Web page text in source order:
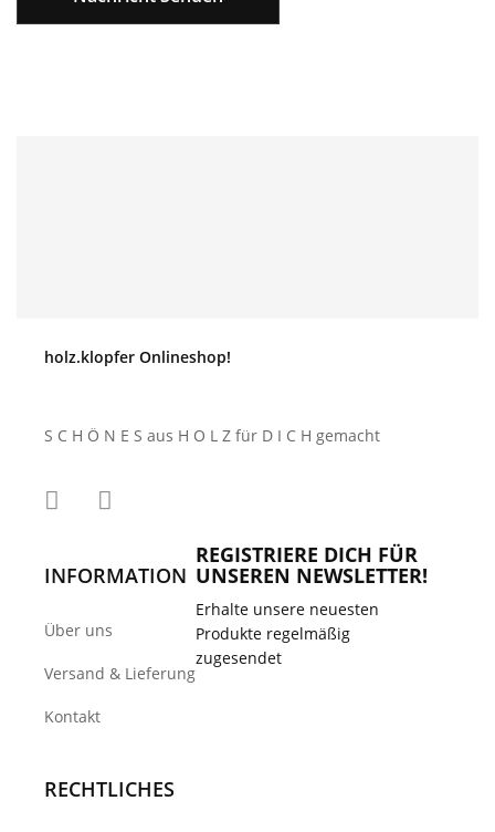
holz.klopfer Onlineshop!
S C H Ö N E S aus H O L Z für D I C H gemacht
INFORMATION
Über uns
Versand & Lieferung
Kontakt
RECHTLICHES
REGISTRIERE DICH FÜR
UNSEREN NEWSLETTER!
Erhalte unsere neuesten
Produkte regelmäßig
zugesendet